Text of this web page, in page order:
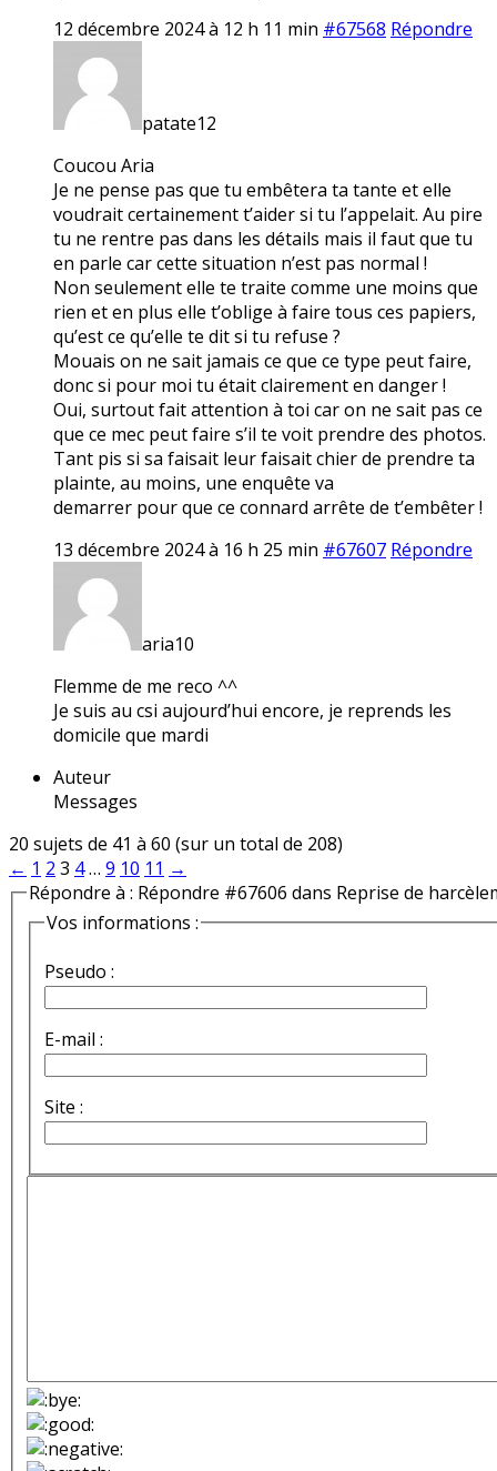
12 décembre 2024 à 12 h 11 min #67568 Répondre
patate12
Coucou Aria
Je ne pense pas que tu embêtera ta tante et elle
voudrait certainement t’aider si tu l’appelait. Au pire
tu ne rentre pas dans les détails mais il faut que tu
en parle car cette situation n’est pas normal !
Non seulement elle te traite comme une moins que
rien et en plus elle t’oblige à faire tous ces papiers,
qu’est ce qu’elle te dit si tu refuse ?
Mouais on ne sait jamais ce que ce type peut faire,
donc si pour moi tu était clairement en danger !
Oui, surtout fait attention à toi car on ne sait pas ce
que ce mec peut faire s’il te voit prendre des photos.
Tant pis si sa faisait leur faisait chier de prendre ta
plainte, au moins, une enquête va
demarrer pour que ce connard arrête de t’embêter !
13 décembre 2024 à 16 h 25 min #67607 Répondre
aria10
Flemme de me reco ^^
Je suis au csi aujourd’hui encore, je reprends les
domicile que mardi
Auteur
Messages
20 sujets de 41 à 60 (sur un total de 208)
← 1 2 3 4… 9 10 11 →
Répondre à : Répondre #67606 dans Reprise de
Vos informations :
Pseudo :
E-mail :
Site :